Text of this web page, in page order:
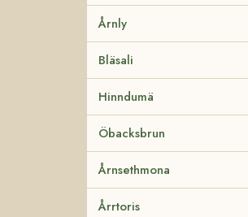
Årnly
Bläsali
Hinndumä
Öbacksbrun
Årnsethmona
Årrtoris